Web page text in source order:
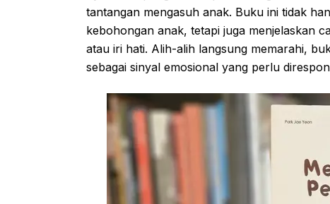
tantangan mengasuh anak. Buku ini tidak
kebohongan anak, tetapi juga menjelaskan
atau iri hati. Alih-alih langsung memarahi,
sebagai sinyal emosional yang perlu